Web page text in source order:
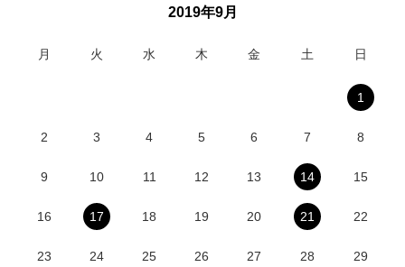
2019年9月
月 火 水 木 金 土 日
1
2 3 4 5 6 7 8
9 10 11 12 13 14 15
16 17 18 19 20 21 22
23 24 25 26 27 28 29